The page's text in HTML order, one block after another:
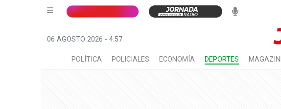
06 AGOSTO 2026 - 4:57
POLÍTICA POLICIALES ECONOMÍA DEPORTES